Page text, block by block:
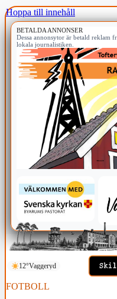
Hoppa till innehåll
BETALDA ANNONSER
Dessa annonsytor är betald reklam
lokala journalistiken.
12°Vaggeryd
FOTBOLL